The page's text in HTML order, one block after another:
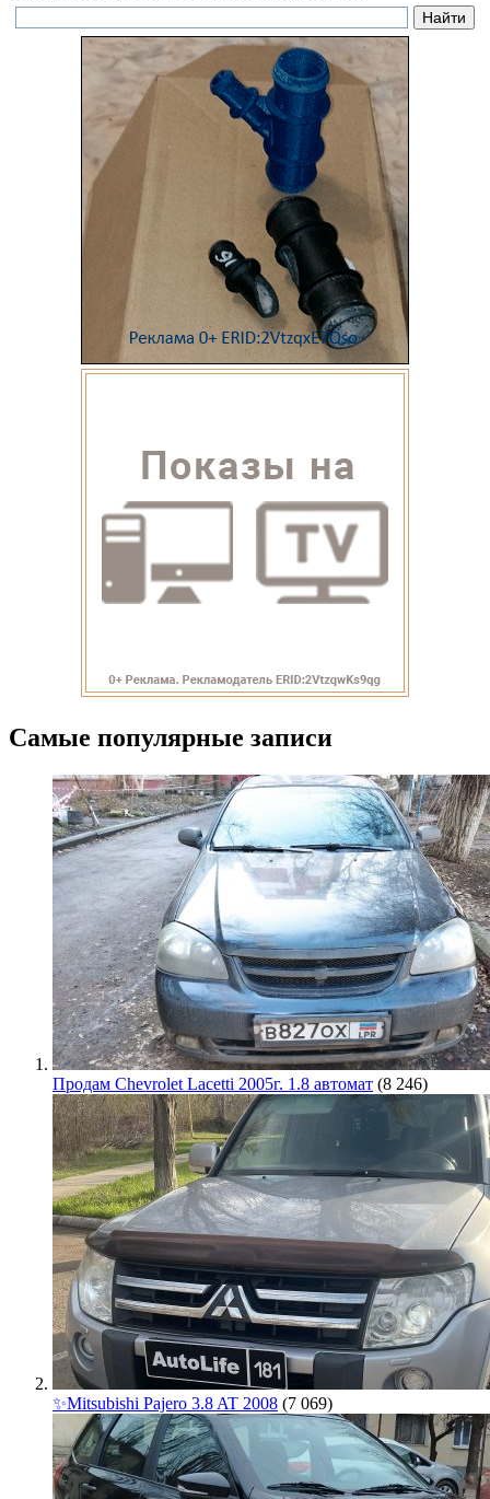
Самые популярные записи
Продам Chevrolet Lacetti 2005г. 1.8 автомат (8 246)
✨Mitsubishi Pajero 3.8 AT 2008 (7 069)